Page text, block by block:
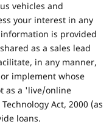
vehicles and
your interest in any
is provided
as a sales lead
in any manner,
implement whose
as a 'live/online
Act, 2000 (as
loans.